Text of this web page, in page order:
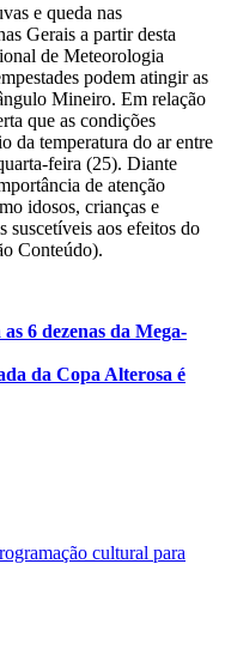
e queda nas
Gerais a partir desta
de Meteorologia
podem atingir as
Mineiro. Em relação
que as condições
da temperatura do ar entre
feira (25). Diante
de atenção
idosos, crianças e
suscetíveis aos efeitos do
Conteúdo).
6 dezenas da Mega-
da Copa Alterosa é
cultural para